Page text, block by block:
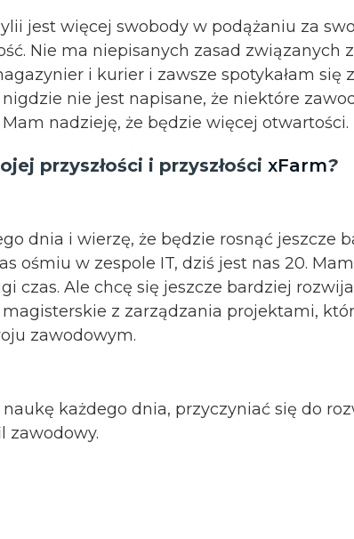
jest więcej swobody w podążaniu za
Nie ma niepisanych zasad związanych z
i kurier i zawsze spotykałam się
nie jest napisane, że niektóre
nadzieję, że będzie więcej otwartości.
przyszłości i przyszłości xFarm?
dnia i wierzę, że będzie rosnąć jeszcze
ośmiu w zespole IT, dziś jest nas 20.
czas. Ale chcę się jeszcze bardziej
magisterskie z zarządzania projektami,
zawodowym.
każdego dnia, przyczyniać się do
zawodowy.